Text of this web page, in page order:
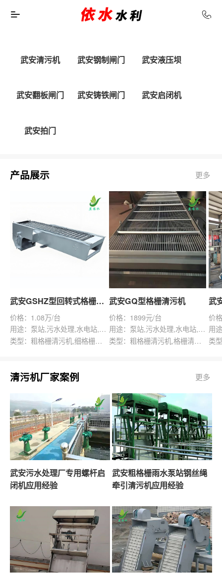
武安清污机 武安钢制闸门 武安液压坝
武安翻板闸门 武安铸铁闸门 武安启闭机
武安拍门
产品展示 更多
武安GSHZ型回转式格栅除污机
价格：1.08万/台
用途：泵站,污水处理,水电站,自来水厂,渠道,水产养殖,化工,纺织,给排水工程
类型：粗格栅清污机,细格栅清污机,格栅清污机,回转式清污机
武安GQ型格栅清污机
价格：1899元/台
用途：泵站,污水处理,水电站,自来水厂,给排水工程
类型：粗格栅清污机,格栅清污机,回转式清污机
价
清污机厂家案例 更多
武安污水处理厂专用螺杆启
闭机应用经验
武安粗格栅雨水泵站钢丝绳
牵引清污机应用经验